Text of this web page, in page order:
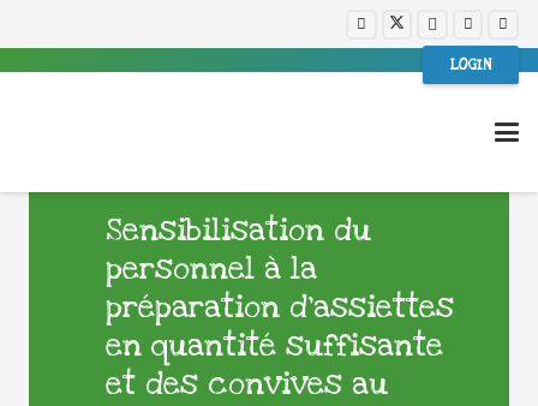
LOGIN
Sensibilisation du
personnel à la
préparation d’assiettes
en quantité suffisante
et des convives au